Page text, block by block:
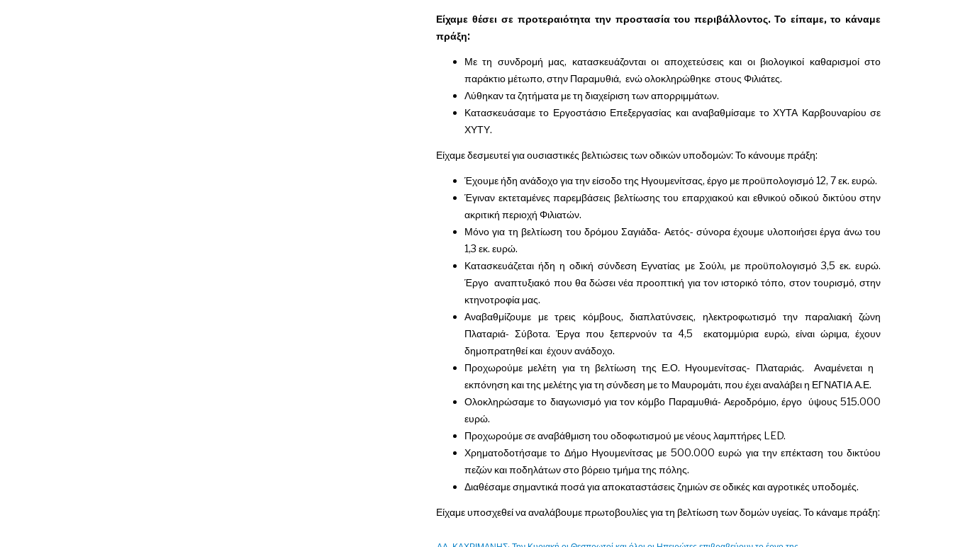
Είχαμε θέσει σε προτεραιότητα την προστασία του περιβάλλοντος. Το είπαμε, το κάναμε
πράξη:
Με τη συνδρομή μας, κατασκευάζονται οι αποχετεύσεις και οι βιολογικοί καθαρισμοί στο
παράκτιο μέτωπο, στην Παραμυθιά, ενώ ολοκληρώθηκε στους Φιλιάτες.
Λύθηκαν τα ζητήματα με τη διαχείριση των απορριμμάτων.
Κατασκευάσαμε το Εργοστάσιο Επεξεργασίας και αναβαθμίσαμε το ΧΥΤΑ Καρβουναρίου σε
ΧΥΤΥ.
Είχαμε δεσμευτεί για ουσιαστικές βελτιώσεις των οδικών υποδομών: Το κάνουμε πράξη:
Έχουμε ήδη ανάδοχο για την είσοδο της Ηγουμενίτσας, έργο με προϋπολογισμό 12, 7 εκ. ευρώ.
Έγιναν εκτεταμένες παρεμβάσεις βελτίωσης του επαρχιακού και εθνικού οδικού δικτύου στην
ακριτική περιοχή Φιλιατών.
Μόνο για τη βελτίωση του δρόμου Σαγιάδα- Αετός- σύνορα έχουμε υλοποιήσει έργα άνω του
1,3 εκ. ευρώ.
Κατασκευάζεται ήδη η οδική σύνδεση Εγνατίας με Σούλι, με προϋπολογισμό 3,5 εκ. ευρώ.
Έργο αναπτυξιακό που θα δώσει νέα προοπτική για τον ιστορικό τόπο, στον τουρισμό, στην
κτηνοτροφία μας.
Αναβαθμίζουμε με τρεις κόμβους, διαπλατύνσεις, ηλεκτροφωτισμό την παραλιακή ζώνη
Πλαταριά- Σύβοτα. Έργα που ξεπερνούν τα 4,5 εκατομμύρια ευρώ, είναι ώριμα, έχουν
δημοπρατηθεί και έχουν ανάδοχο.
Προχωρούμε μελέτη για τη βελτίωση της Ε.Ο. Ηγουμενίτσας- Πλαταριάς. Αναμένεται η
εκπόνηση και της μελέτης για τη σύνδεση με το Μαυρομάτι, που έχει αναλάβει η ΕΓΝΑΤΙΑ Α.Ε.
Ολοκληρώσαμε το διαγωνισμό για τον κόμβο Παραμυθιά- Αεροδρόμιο, έργο ύψους 515.000
ευρώ.
Προχωρούμε σε αναβάθμιση του οδοφωτισμού με νέους λαμπτήρες LED.
Χρηματοδοτήσαμε το Δήμο Ηγουμενίτσας με 500.000 ευρώ για την επέκταση του δικτύου
πεζών και ποδηλάτων στο βόρειο τμήμα της πόλης.
Διαθέσαμε σημαντικά ποσά για αποκαταστάσεις ζημιών σε οδικές και αγροτικές υποδομές.
Είχαμε υποσχεθεί να αναλάβουμε πρωτοβουλίες για τη βελτίωση των δομών υγείας. Το κάναμε πράξη: